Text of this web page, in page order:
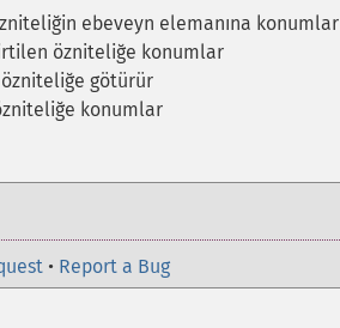
ebeveyn elemanına konumlar
özniteliğe konumlar
götürür
konumlar
• Report a Bug